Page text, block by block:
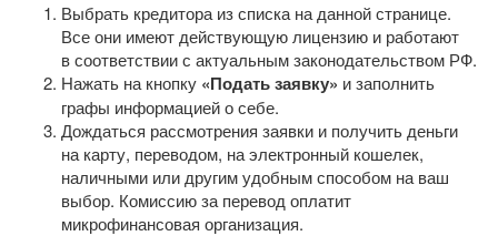
Выбрать кредитора из списка на данной странице.
Все они имеют действующую лицензию и работают
в соответствии с актуальным законодательством РФ.
Нажать на кнопку «Подать заявку» и заполнить
графы информацией о себе.
Дождаться рассмотрения заявки и получить деньги
на карту, переводом, на электронный кошелек,
наличными или другим удобным способом на ваш
выбор. Комиссию за перевод оплатит
микрофинансовая организация.